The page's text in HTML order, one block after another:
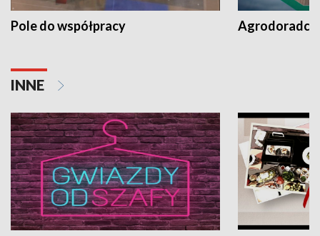
Pole do współpracy Agrodoradcy
INNE